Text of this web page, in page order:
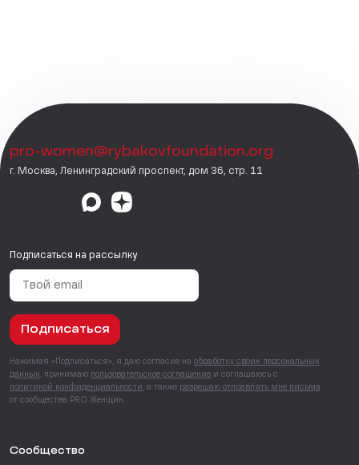
pro-women@rybakovfoundation.org
г. Москва, Ленинградский проспект, дом 36, стр. 11
Подписаться на рассылку
Подписаться
Нажимая «Подписаться», я даю согласие на обработку своих персональных
данных , принимаю пользовательское соглашение и соглашаюсь с
политикой конфиденциальности , а также разрешаю отправлять мне письма
от сообщества PRO Женщин.
Сообщество